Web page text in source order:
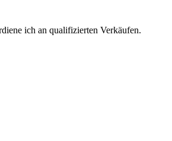
ich an qualifizierten Verkäufen.